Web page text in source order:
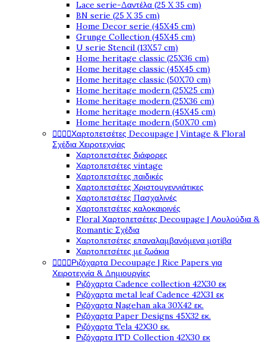
Lace serie-Δαντέλα (25 X 35 cm)
BN serie (25 X 35 cm)
Home Decor serie (45X45 cm)
Grunge Collection (45X45 cm)
U serie Stencil (13X57 cm)
Home heritage classic (25X36 cm)
Home heritage classic (45X45 cm)
Home heritage classic (50X70 cm)
Home heritage modern (25X25 cm)
Home heritage modern (25X36 cm)
Home heritage modern (45X45 cm)
Home heritage modern (50X70 cm)
Χαρτοπετσέτες Decoupage | Vintage & Floral
Σχέδια Χειροτεχνίας
Χαρτοπετσέτες διάφορες
Χαρτοπετσέτες vintage
Χαρτοπετσέτες παιδικές
Χαρτοπετσέτες Χριστουγεννιάτικες
Χαρτοπετσέτες Πασχαλινές
Χαρτοπετσέτες καλοκαιρινές
Floral Χαρτοπετσέτες Decoupage | Λουλούδια &
Romantic Σχέδια
Χαρτοπετσέτες επαναλαμβανόμενα μοτίβα
Χαρτοπετσέτες με ζωάκια
Ριζόχαρτα Decoupage | Rice Papers για
Χειροτεχνία & Δημιουργίες
Ριζόχαρτα Cadence collection 42X30 εκ
Ριζόχαρτα metal leaf Cadence 42X31 εκ
Ριζόχαρτα Nagehan aka 30X42 εκ.
Ριζόχαρτα Paper Designs 45X32 εκ.
Ριζόχαρτα Tela 42Χ30 εκ.
Ριζόχαρτα ITD Collection 42X30 εκ